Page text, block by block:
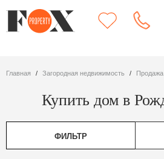
Главная Загородная недвижимость Продажа
Купить дом в
ФИЛЬТР